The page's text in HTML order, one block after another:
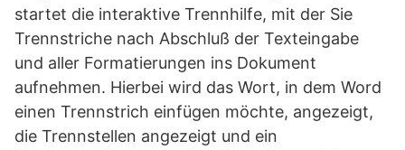
startet die interaktive Trennhilfe, mit der Sie
Trennstriche nach Abschluß der Texteingabe
und aller Formatierungen ins Dokument
aufnehmen. Hierbei wird das Wort, in dem Word
einen Trennstrich einfügen möchte, angezeigt,
die Trennstellen angezeigt und ein